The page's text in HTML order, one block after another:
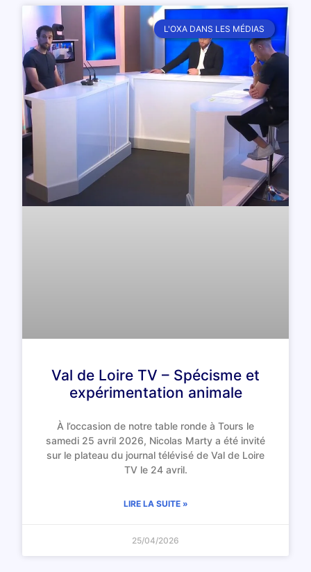
L'OXA DANS LES MÉDIAS
Val de Loire TV – Spécisme et
expérimentation animale
À l’occasion de notre table ronde à Tours le
samedi 25 avril 2026, Nicolas Marty a été invité
sur le plateau du journal télévisé de Val de Loire
TV le 24 avril.
LIRE LA SUITE »
25/04/2026